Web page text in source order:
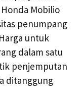
Mobilio
penumpang
untuk
dalam satu
penjemputan
ditanggung